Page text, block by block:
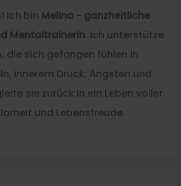
Ich bin Melina - ganzheitliche
Mentaltrainerin. Ich unterstütze
die sich gefangen fühlen in
innerem Druck, Ängsten und
sie zurück in ein Leben voller
und Lebensfreude.